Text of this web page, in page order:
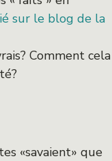
sur le blog de la
Comment cela
«savaient» que